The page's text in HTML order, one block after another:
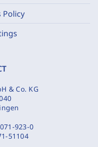
Policy
& Co. KG
923-0
51104